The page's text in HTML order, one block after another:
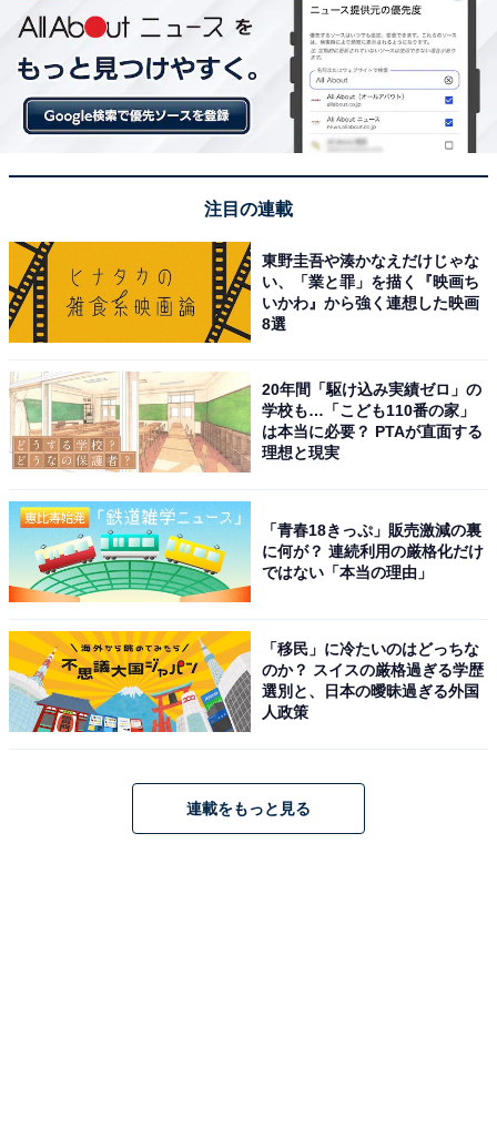
注目の連載
東野圭吾や湊かなえだけじゃな
い、「業と罪」を描く『映画ち
いかわ』から強く連想した映画
8選
20年間「駆け込み実績ゼロ」の
学校も…「こども110番の家」
は本当に必要？ PTAが直面する
理想と現実
「青春18きっぷ」販売激減の裏
に何が？ 連続利用の厳格化だけ
ではない「本当の理由」
「移民」に冷たいのはどっちな
のか？ スイスの厳格過ぎる学歴
選別と、日本の曖昧過ぎる外国
人政策
連載をもっと見る